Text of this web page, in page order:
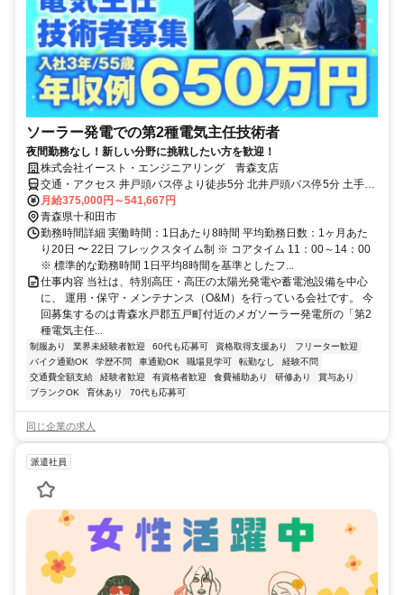
ソーラー発電での第2種電気主任技術者
夜間勤務なし！新しい分野に挑戦したい方を歓迎！
株式会社イースト・エンジニアリング 青森支店
交通・アクセス 井戸頭バス停より徒歩5分 北井戸頭バス停5分 土手山
バス停5分
月給375,000円～541,667円
青森県十和田市
勤務時間詳細 実働時間：1日あたり8時間 平均勤務日数：1ヶ月あた
り20日 〜 22日 フレックスタイム制 ※ コアタイム 11：00～14：00
※ 標準的な勤務時間 1日平均8時間を基準としたフ...
仕事内容 当社は、特別高圧・高圧の太陽光発電や蓄電池設備を中心
に、 運用・保守・メンテナンス（O&M）を行っている会社です。 今
回募集するのは青森水戸郡五戸町付近のメガソーラー発電所の「第2
種電気主任...
制服あり 業界未経験者歓迎 60代も応募可 資格取得支援あり
フリーター歓迎
バイク通勤OK
学歴不問 車通勤OK 職場見学可 転勤なし
経験不問
交通費全額支給
経験者歓迎 有資格者歓迎 食費補助あり 研修あり
賞与あり
ブランクOK
育休あり 70代も応募可
同じ企業の求人
派遣社員